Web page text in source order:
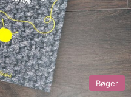
Bøger